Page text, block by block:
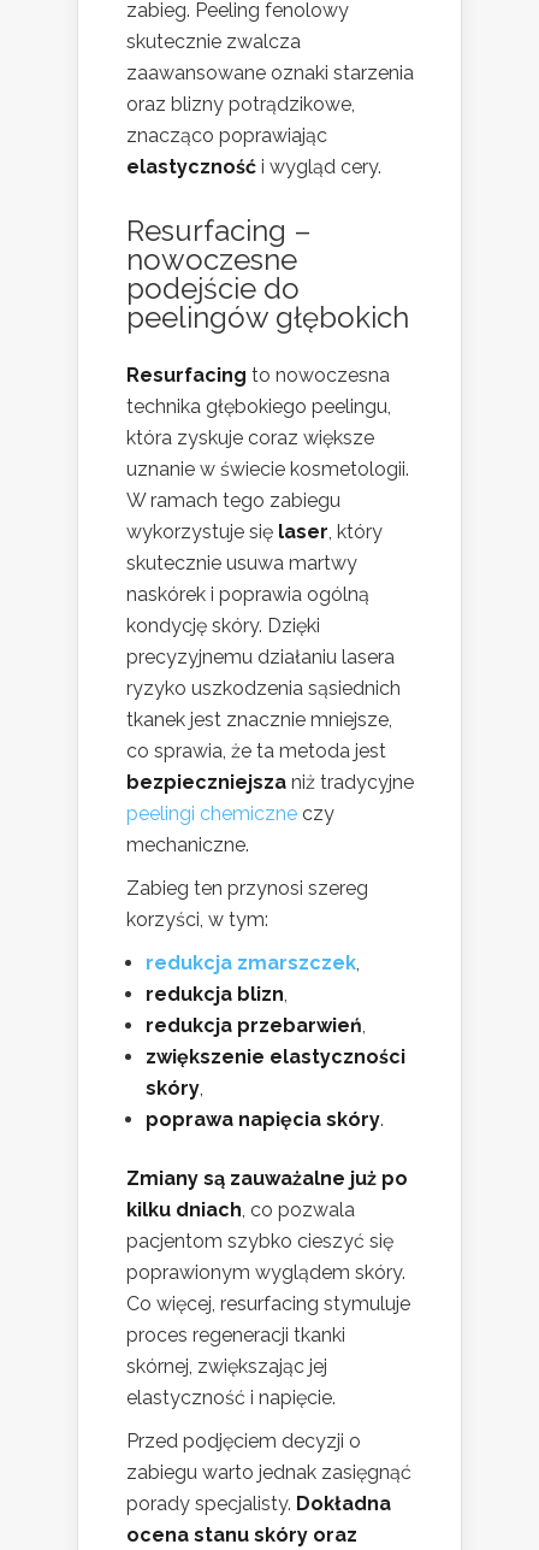
zabieg. Peeling fenolowy
skutecznie zwalcza
zaawansowane oznaki starzenia
oraz blizny potrądzikowe,
znacząco poprawiając
elastyczność i wygląd cery.
Resurfacing –
nowoczesne
podejście do
peelingów głębokich
Resurfacing to nowoczesna
technika głębokiego peelingu,
która zyskuje coraz większe
uznanie w świecie kosmetologii.
W ramach tego zabiegu
wykorzystuje się laser , który
skutecznie usuwa martwy
naskórek i poprawia ogólną
kondycję skóry. Dzięki
precyzyjnemu działaniu lasera
ryzyko uszkodzenia sąsiednich
tkanek jest znacznie mniejsze,
co sprawia, że ta metoda jest
bezpieczniejsza niż tradycyjne
peelingi chemiczne czy
mechaniczne.
Zabieg ten przynosi szereg
korzyści, w tym:
redukcja zmarszczek
redukcja blizn
redukcja przebarwień
zwiększenie elastyczności
skóry
poprawa napięcia skóry.
Zmiany są zauważalne już po
kilku dniach , co pozwala
pacjentom szybko cieszyć się
poprawionym wyglądem skóry.
Co więcej, resurfacing stymuluje
proces regeneracji tkanki
skórnej, zwiększając jej
elastyczność i napięcie.
Przed podjęciem decyzji o
zabiegu warto jednak zasięgnąć
porady specjalisty. Dokładna
ocena stanu skóry oraz